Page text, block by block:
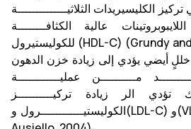
الكليسيريدات الثلاثيــــــــــــــة
عالية الكثافــــــــة
للكوليستيرول (HDL-C) (Grundy and Barnett, 1990)، اضافةً
أيضي يؤدي إلى زيادة خزن الدهون
مــــــــــن عمليــــــــــــة
تؤدي الر زيادة تركيــــــــــز
الكوليستيــــــــــــرول و(LDL-C) و(VLDL-C) (Goldman and